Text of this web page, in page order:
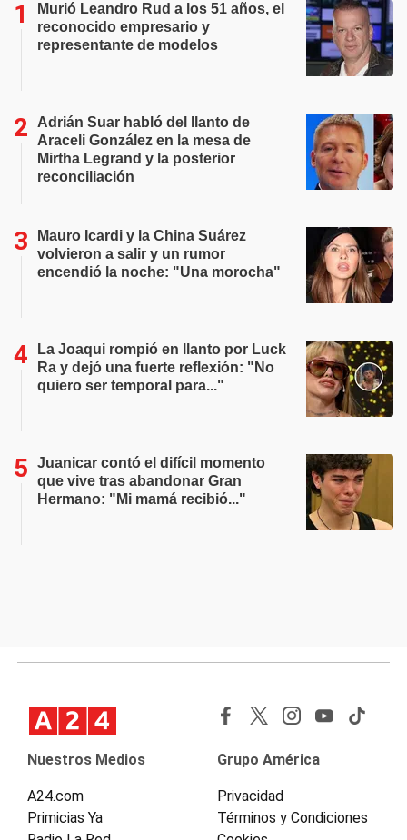
Murió Leandro Rud a los 51 años, el
reconocido empresario y
representante de modelos
Adrián Suar habló del llanto de
Araceli González en la mesa de
Mirtha Legrand y la posterior
reconciliación
Mauro Icardi y la China Suárez
volvieron a salir y un rumor
encendió la noche: "Una morocha"
La Joaqui rompió en llanto por Luck
Ra y dejó una fuerte reflexión: "No
quiero ser temporal para..."
Juanicar contó el difícil momento
que vive tras abandonar Gran
Hermano: "Mi mamá recibió..."
Nuestros Medios
A24.com
Primicias Ya
Grupo América
Privacidad
Términos y Condiciones